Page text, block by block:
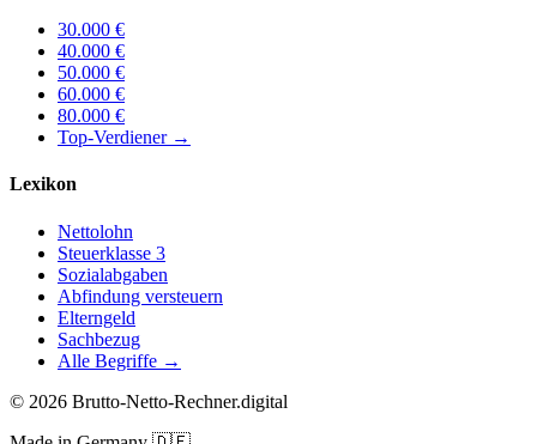
30.000 €
40.000 €
50.000 €
60.000 €
80.000 €
Top-Verdiener→
Lexikon
Nettolohn
Steuerklasse 3
Sozialabgaben
Abfindung versteuern
Elterngeld
Sachbezug
Alle Begriffe →
© 2026 Brutto-Netto-Rechner.digital